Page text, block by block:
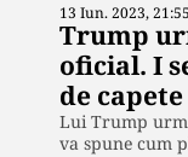
13 Iun. 2023, 21:55
Trump
oficial. I
de
Lui Trump
va spune cum